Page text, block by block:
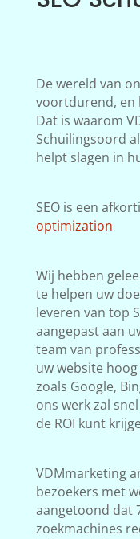
De wereld van
voortdurend, en
Dat is waarom
Schuilingsoord
helpt slagen in
SEO is een
optimization
Wij hebben
te helpen uw
leveren van top
aangepast aan
team van
uw website
zoals Google,
ons werk zal
de ROI kunt
VDMmarketing
bezoekers met
aangetoond dat
zoekmachines